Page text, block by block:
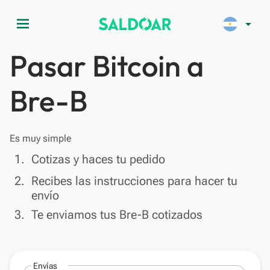
menu arrow_drop_down
Pasar Bitcoin a
Bre-B
Es muy simple
done
1. Cotizas y haces tu pedido
done
2. Recibes las instrucciones para hacer tu
envío
done
3. Te enviamos tus Bre-B cotizados
Envías